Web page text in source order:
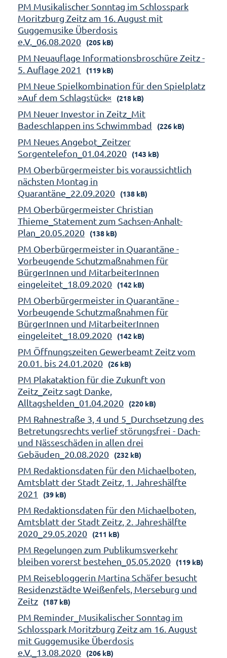
PM Musikalischer Sonntag im Schlosspark
Moritzburg Zeitz am 16. August mit
Guggemusike Überdosis
e.V._06.08.2020
(205 kB)
PM Neuauflage Informationsbroschüre Zeitz -
5. Auflage 2021
(119 kB)
PM Neue Spielkombination für den Spielplatz
»Auf dem Schlagstück«
(218 kB)
PM Neuer Investor in Zeitz_Mit
Badeschlappen ins Schwimmbad
(226 kB)
PM Neues Angebot_Zeitzer
Sorgentelefon_01.04.2020
(143 kB)
PM Oberbürgermeister bis voraussichtlich
nächsten Montag in
Quarantäne_22.09.2020
(138 kB)
PM Oberbürgermeister Christian
Thieme_Statement zum Sachsen-Anhalt-
Plan_20.05.2020
(138 kB)
PM Oberbürgermeister in Quarantäne -
Vorbeugende Schutzmaßnahmen für
BürgerInnen und MitarbeiterInnen
eingeleitet_18.09.2020
(142 kB)
PM Oberbürgermeister in Quarantäne -
Vorbeugende Schutzmaßnahmen für
BürgerInnen und MitarbeiterInnen
eingeleitet_18.09.2020
(142 kB)
PM Öffnungszeiten Gewerbeamt Zeitz vom
20.01. bis 24.01.2020
(26 kB)
PM Plakataktion für die Zukunft von
Zeitz_Zeitz sagt Danke,
Alltagshelden_01.04.2020
(220 kB)
PM Rahnestraße 3, 4 und 5_Durchsetzung des
Betretungsrechts verlief störungsfrei - Dach-
und Nässeschäden in allen drei
Gebäuden_20.08.2020
(232 kB)
PM Redaktionsdaten für den Michaelboten,
Amtsblatt der Stadt Zeitz, 1. Jahreshälfte
2021
(39 kB)
PM Redaktionsdaten für den Michaelboten,
Amtsblatt der Stadt Zeitz, 2. Jahreshälfte
2020_29.05.2020
(211 kB)
PM Regelungen zum Publikumsverkehr
bleiben vorerst bestehen_05.05.2020
(119 kB)
PM Reisebloggerin Martina Schäfer besucht
Residenzstädte Weißenfels, Merseburg und
Zeitz
(187 kB)
PM Reminder_Musikalischer Sonntag im
Schlosspark Moritzburg Zeitz am 16. August
mit Guggemusike Überdosis
e.V._13.08.2020
(206 kB)